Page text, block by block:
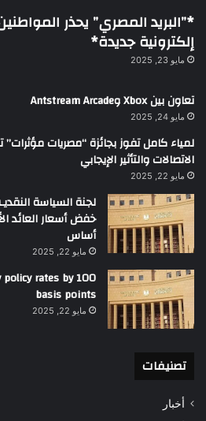
*”البريد المصري” يحذر
إلكترونية جديدة*
مايو 23, 2025
تعاون بين Xbox وAntstream Arcade
مايو 24, 2025
لمياء كامل تفوز بجائزة “مصريات مؤثرات”
الاتصالات والتأثير الإيجابي
مايو 22, 2025
لجنة السياسة
أساس
مايو 22, 2025
policy rates by 100
basis points
مايو 22, 2025
تصنيفات
أخبار